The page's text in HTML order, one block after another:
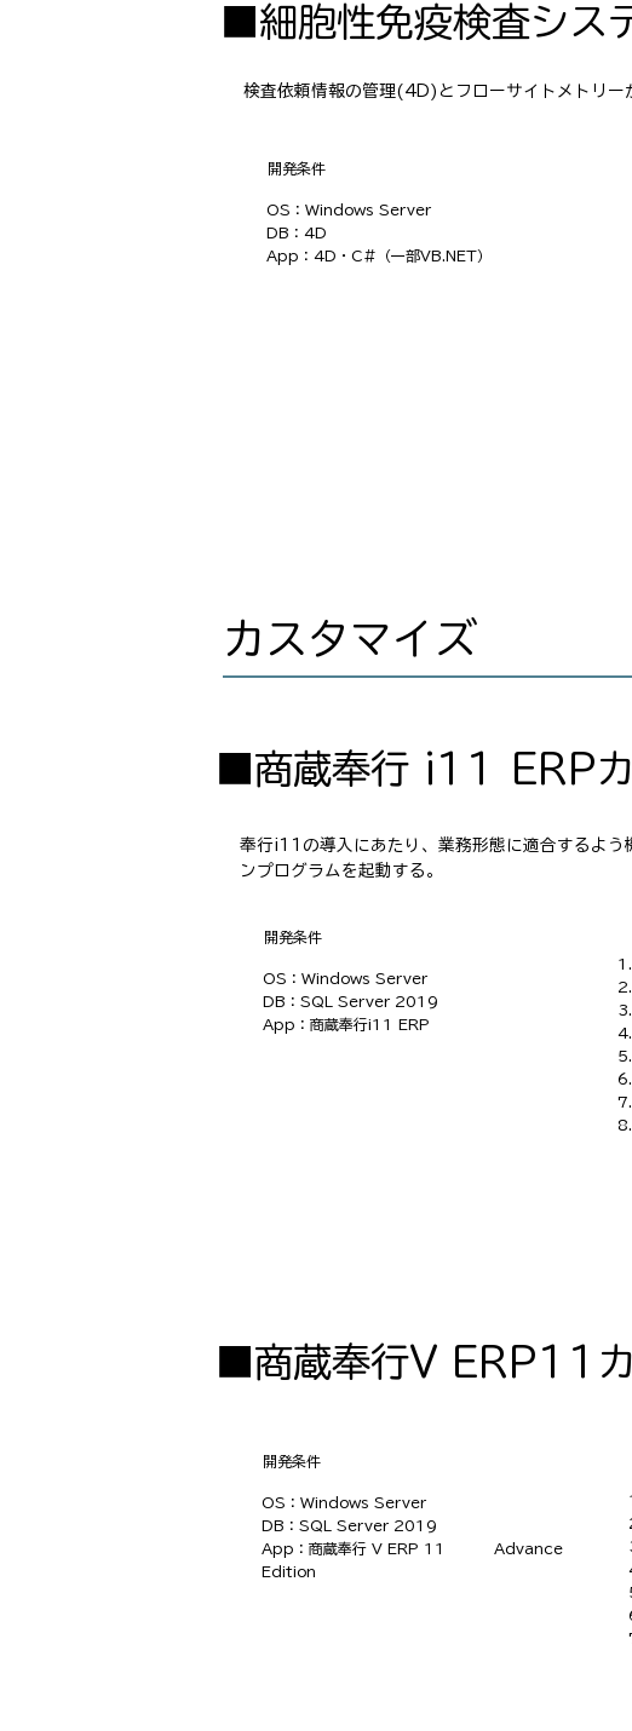
■細胞性免疫検査シス
検査依頼情報の管理(4D)とフローサイトメトリ
​開発条件
OS：Windows Server
DB：4D
App：4D・C#（一部VB.NET）
カスタマイズ
■商蔵奉行 i11 ERP
奉行i11の導入にあたり、業務形態に適合するよう
ンプログラムを起動する。
​開発条件
OS：Windows Server
DB：SQL Server 2019
App：商蔵奉行i11 ERP
8.
■商蔵奉行V ERP11
​開発条件
OS：Windows Server
DB：SQL Server 2019
App：商蔵奉行 V ERP 11 Advance
Edition